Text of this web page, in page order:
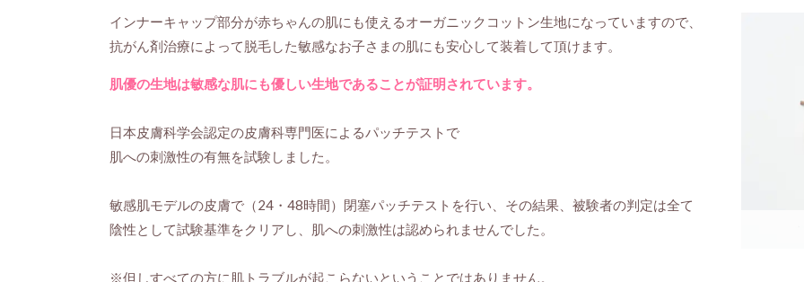
インナーキャップ部分が赤ちゃんの肌にも使えるオーガニックコットン生地になっていますので、
抗がん剤治療によって脱毛した敏感なお子さまの肌にも安心して装着して頂けます。
肌優の生地は敏感な肌にも優しい生地であることが証明されています。
日本皮膚科学会認定の皮膚科専門医によるパッチテストで
肌への刺激性の有無を試験しました。
敏感肌モデルの皮膚で（24・48時間）閉塞パッチテストを行い、 その結果、被験者の判定は全て
陰性として試験基準をクリアし、 肌への刺激性は認められませんでした。
※但しすべての方に肌トラブルが起こらないということではありません。